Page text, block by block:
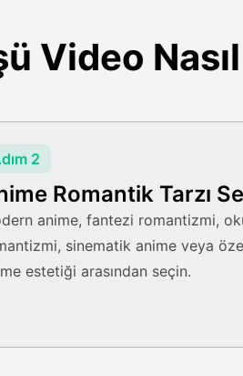
Video
2
Romantik Tarzı
anime, fantezi romantizmi,
sinematik anime veya
estetiği arasından seçin.